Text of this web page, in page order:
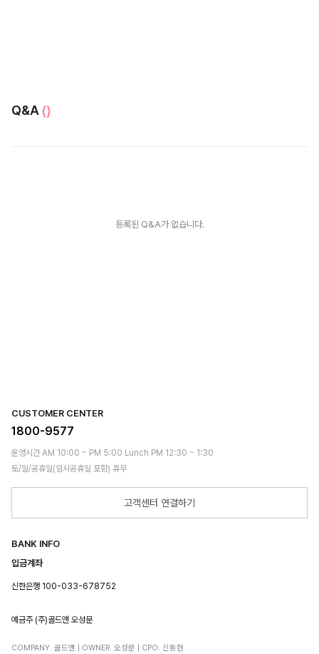
Q&A ()
등록된 Q&A가 없습니다.
CUSTOMER CENTER
1800-9577
운영시간 AM 10:00 ~ PM 5:00 Lunch PM 12:30 ~ 1:30
토/일/공휴일(임시공휴일 포함) 휴무
고객센터 연결하기
BANK INFO
입금계좌
신한은행 100-033-678752
예금주 (주)골드앤 오성문
COMPANY. 골드앤 | OWNER. 오성문 | CPO. 신동현